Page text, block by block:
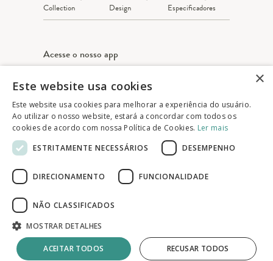
Acesse o nosso app
Apple Store Google play
© 2025 Westwing Comércio Varejista S.A
WESTWING COMÉRCIO VAREJISTA S.A
CNPJ: 14.776.142/0001-50
Endereço: Av. Queiroz Filho, 1700 - Torre A
×
Este website usa cookies
Este website usa cookies para melhorar a experiência do usuário.
Ao utilizar o nosso website, estará a concordar com todos os
cookies de acordo com nossa Política de Cookies. Ler mais
ESTRITAMENTE NECESSÁRIOS
DESEMPENHO
DIRECIONAMENTO FUNCIONALIDADE
NÃO CLASSIFICADOS
MOSTRAR DETALHES
ACEITAR TODOS RECUSAR TODOS